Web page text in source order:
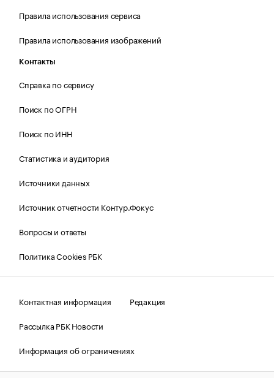
Правила использования сервиса
Правила использования изображений
Контакты
Справка по сервису
Поиск по ОГРН
Поиск по ИНН
Статистика и аудитория
Источники данных
Источник отчетности Контур.Фокус
Вопросы и ответы
Политика Cookies РБК
Контактная информация
Редакция
Рассылка РБК Новости
Информация об ограничениях
Правовая информация
О соблюдении авторских прав